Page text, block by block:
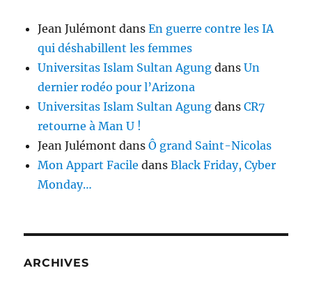
Jean Julémont dansEn guerre contre les IA
qui déshabillent les femmes
Universitas Islam Sultan Agung dansUn
dernier rodéo pour l’Arizona
Universitas Islam Sultan Agung dansCR7
retourne à Man U !
Jean Julémont dansÔ grand Saint-Nicolas
Mon Appart Facile dansBlack Friday, Cyber
Monday…
ARCHIVES